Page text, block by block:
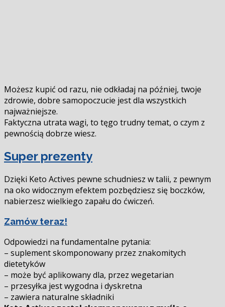
Możesz kupić od razu, nie odkładaj na później, twoje
zdrowie, dobre samopoczucie jest dla wszystkich
najważniejsze.
Faktyczna utrata wagi, to tęgo trudny temat, o czym z
pewnością dobrze wiesz.
Super prezenty
Dzięki Keto Actives pewne schudniesz w talii, z pewnym
na oko widocznym efektem pozbędziesz się boczków,
nabierzesz wielkiego zapału do ćwiczeń.
Zamów teraz!
Odpowiedzi na fundamentalne pytania:
– suplement skomponowany przez znakomitych
dietetyków
– może być aplikowany dla, przez wegetarian
– przesyłka jest wygodna i dyskretna
– zawiera naturalne składniki